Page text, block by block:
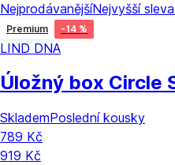
NejprodávanějšíNejvyšší sleva
Premium -14 %
LIND DNA
Úložný box Circle
SklademPoslední kousky
789 Kč
919 Kč